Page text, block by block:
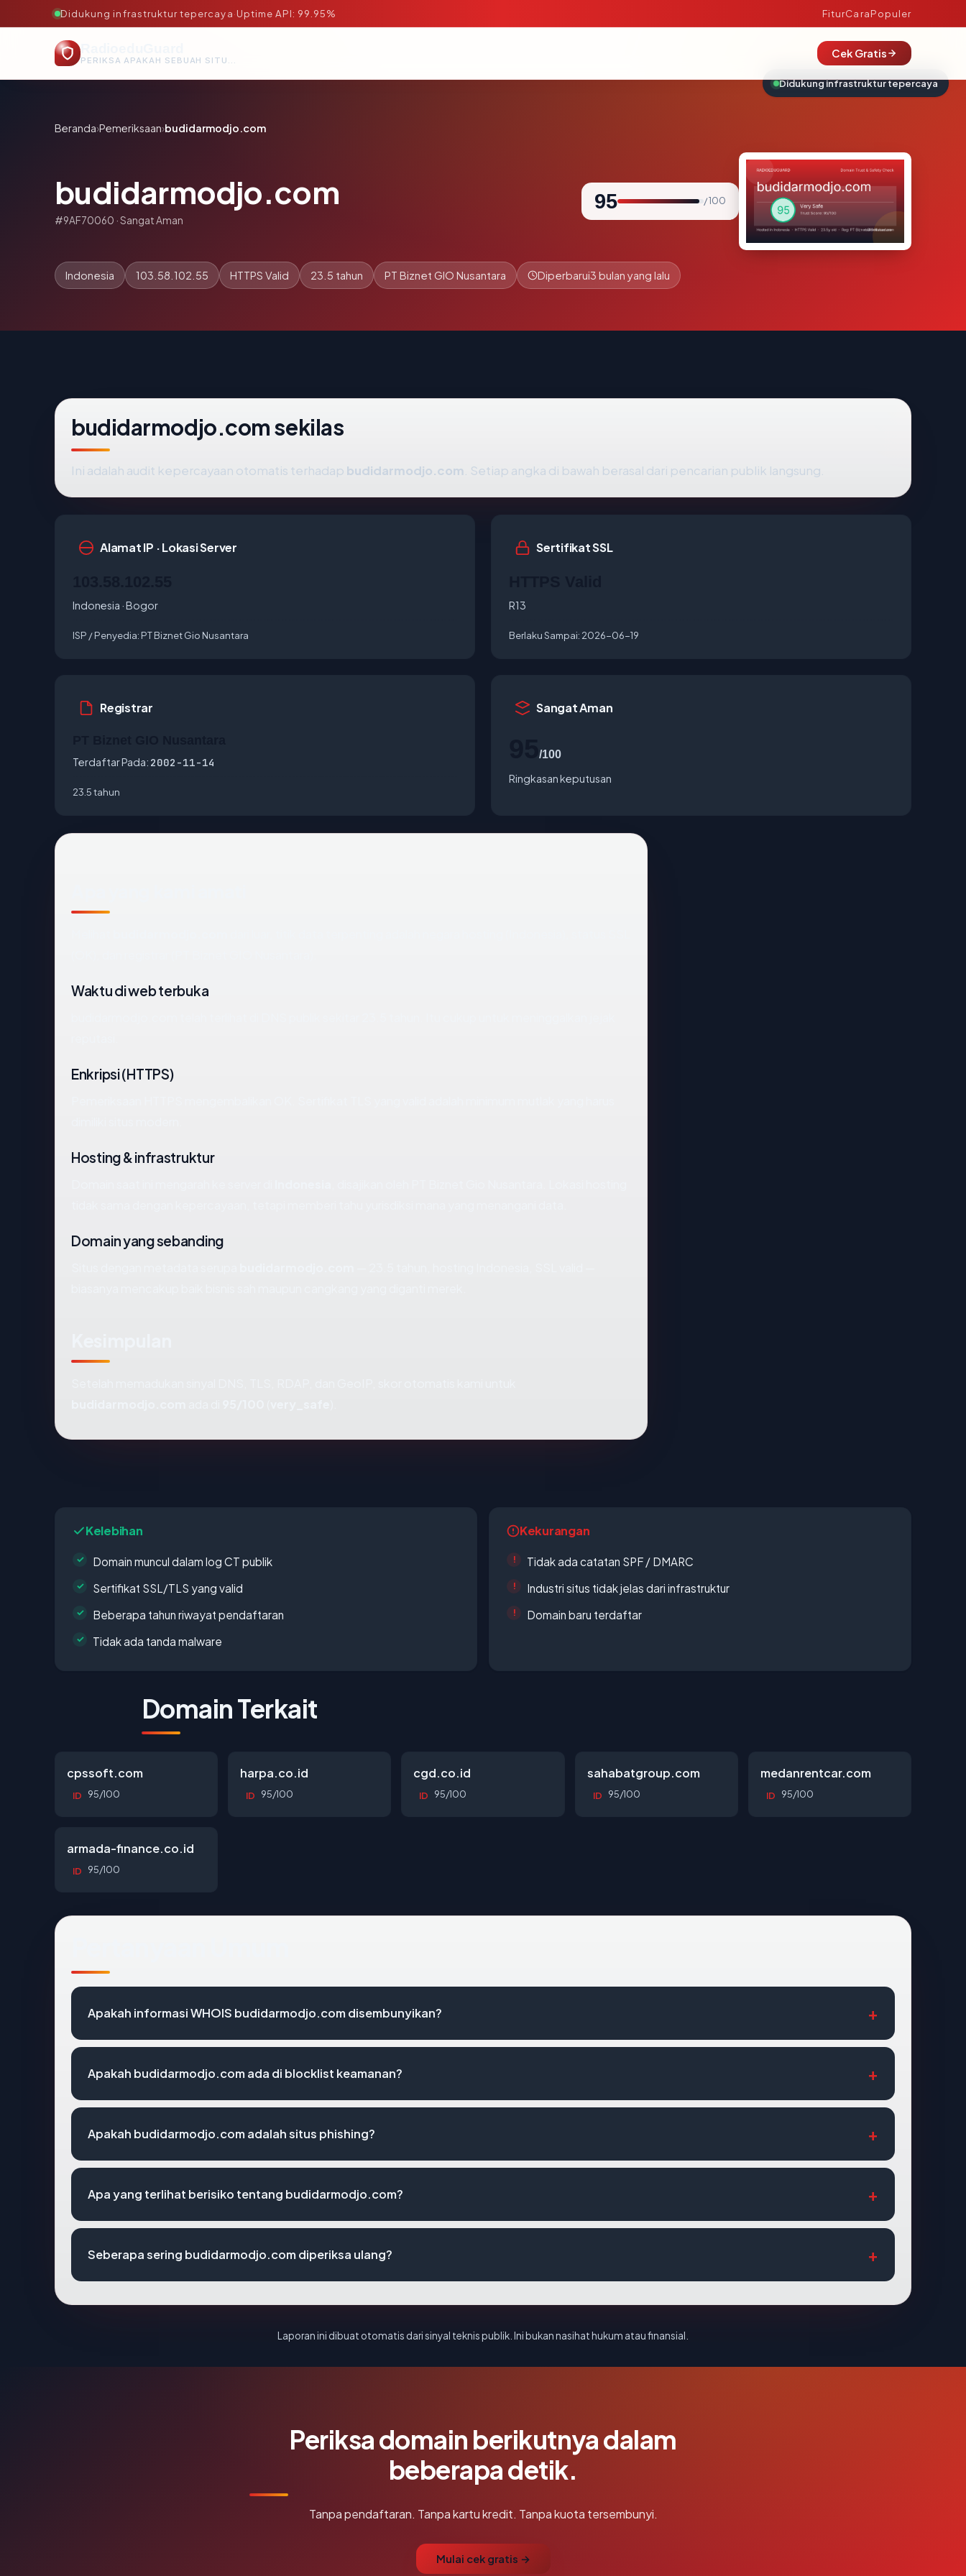
Didukung infrastruktur tepercaya·Uptime API: 99.95% FiturCaraPopuler
PERIKSA APAKAH SEBUAH SITUS AMAN, TEPERCAYA, DAN TERVERIFIKASI DALAM HITUNGAN DETIK.
Cek Gratis
Beranda›Pemeriksaan›budidarmodjo.com
budidarmodjo.com
#9AF70060 · Sangat Aman
95 / 100
Indonesia 103.58.102.55 HTTPS Valid 23.5 tahun PT Biznet GIO Nusantara Diperbarui3 bulan yang lalu
budidarmodjo.com sekilas
Ini adalah audit kepercayaan otomatis terhadap budidarmodjo.com . Setiap angka di bawah berasal dari pencarian publik langsung.
Alamat IP · Lokasi Server
Indonesia · Bogor
ISP / Penyedia: PT Biznet Gio Nusantara
Sertifikat SSL
R13
Berlaku Sampai: 2026-06-19
Registrar
Terdaftar Pada: 2002-11-14
23.5 tahun
Sangat Aman
/100
Ringkasan keputusan
Waktu di web terbuka
Enkripsi (HTTPS)
Hosting & infrastruktur
Domain yang sebanding
Kelebihan
Domain muncul dalam log CT publik
Sertifikat SSL/TLS yang valid
Beberapa tahun riwayat pendaftaran
Tidak ada tanda malware
Kekurangan
Tidak ada catatan SPF / DMARC
Industri situs tidak jelas dari infrastruktur
Domain baru terdaftar
Domain Terkait
cpssoft.com
ID 95/100
harpa.co.id
ID 95/100
cgd.co.id
ID 95/100
sahabatgroup.com
ID 95/100
medanrentcar.com
ID 95/100
armada-finance.co.id
ID 95/100
Apakah informasi WHOIS budidarmodjo.com disembunyikan?
Apakah budidarmodjo.com ada di blocklist keamanan?
Apakah budidarmodjo.com adalah situs phishing?
Apa yang terlihat berisiko tentang budidarmodjo.com?
Seberapa sering budidarmodjo.com diperiksa ulang?
Laporan ini dibuat otomatis dari sinyal teknis publik. Ini bukan nasihat hukum atau finansial.
Periksa domain berikutnya dalam
beberapa detik.
Tanpa pendaftaran. Tanpa kartu kredit. Tanpa kuota tersembunyi.
Mulai cek gratis →
Didukung infrastruktur tepercaya